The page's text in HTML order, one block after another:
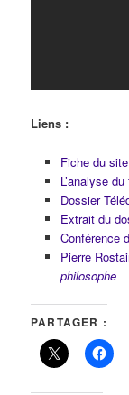
Liens :
Fiche du
L’analyse
Dossier
Extrait du
Conférence
Pierre
philosophe
PARTAGER :